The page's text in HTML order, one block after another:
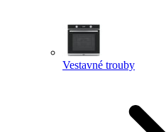
Vestavné trouby